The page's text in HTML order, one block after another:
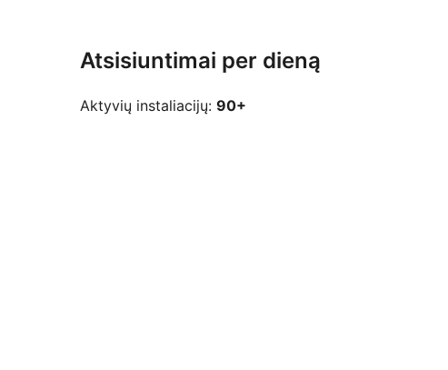
Atsisiuntimai per dieną
Aktyvių instaliacijų: 90+